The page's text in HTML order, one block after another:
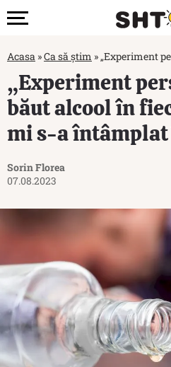
Acasa »Ca să știm »„Experiment
„Experiment
băut alcool în
mi s-a
Sorin Florea
07.08.2023